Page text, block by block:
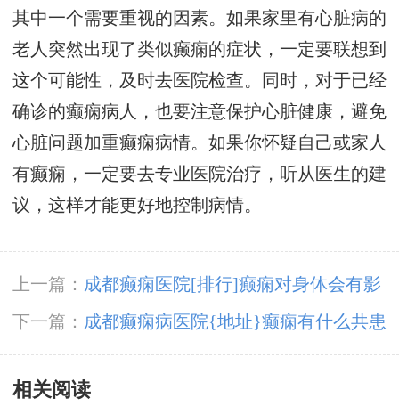
其中一个需要重视的因素。如果家里有心脏病的
老人突然出现了类似癫痫的症状，一定要联想到
这个可能性，及时去医院检查。同时，对于已经
确诊的癫痫病人，也要注意保护心脏健康，避免
心脏问题加重癫痫病情。如果你怀疑自己或家人
有癫痫，一定要去专业医院治疗，听从医生的建
议，这样才能更好地控制病情。
上一篇： 成都癫痫医院[排行]癫痫对身体会有影
响吗?
下一篇： 成都癫痫病医院{地址}癫痫有什么共患
病呢?
相关阅读